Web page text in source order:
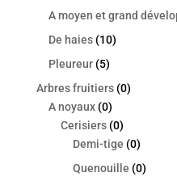
A moyen et grand
De haies (10)
Pleureur (5)
Arbres fruitiers (0)
A noyaux (0)
Cerisiers (0)
Demi-tige (0)
Quenouille (0)